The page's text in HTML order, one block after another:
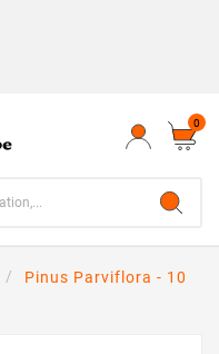
0
Pinus Parviflora - 10